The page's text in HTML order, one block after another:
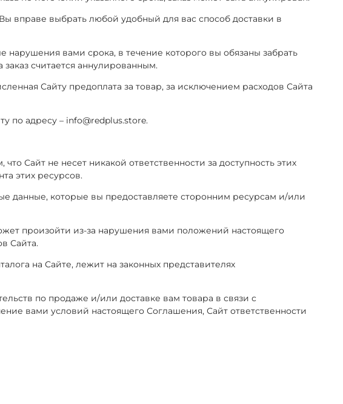
вправе выбрать любой удобный для вас способ доставки в
вами срока, в течение которого вы обязаны забрать
считается аннулированным.
Сайту предоплата за товар, за исключением расходов Сайта
по адресу – info@redplus.store.
Сайт не несет никакой ответственности за доступность этих
этих ресурсов.
данные, которые вы предоставляете сторонним ресурсам и/или
произойти из-за нарушения вами положений настоящего
Сайта.
на Сайте, лежит на законных представителях
по продаже и/или доставке вам товара в связи с
вами условий настоящего Соглашения, Сайт ответственности